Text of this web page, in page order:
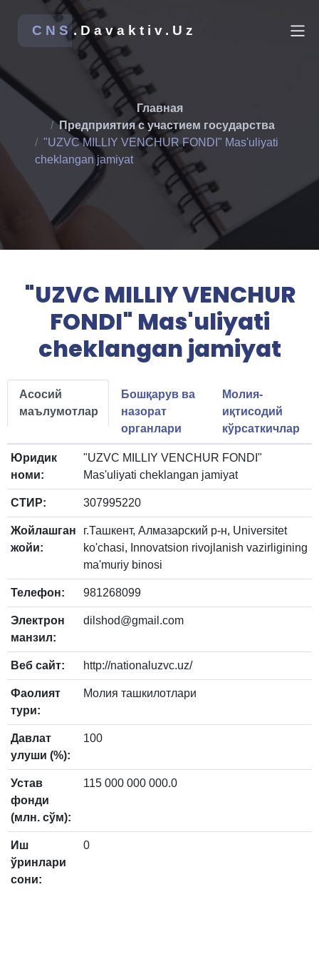
CNS.Davaktiv.Uz
Главная
Предприятия с участием государства
"UZVC MILLIY VENCHUR FONDI" Mas'uliyati
cheklangan jamiyat
"UZVC MILLIY VENCHUR
FONDI" Mas'uliyati
cheklangan jamiyat
Асосий
маълумотлар
Бошқарув ва
назорат
органлари
Молия-
иқтисодий
кўрсаткичлар
Юридик
номи:
"UZVC MILLIY VENCHUR FONDI"
Mas'uliyati cheklangan jamiyat
СТИР: 307995220
Жойлашган
жойи:
г.Ташкент, Алмазарский р-н, Universitet
ko'chasi, Innovatsion rivojlanish vazirligining
ma'muriy binosi
Телефон: 981268099
Электрон
манзил:
dilshod@gmail.com
Веб сайт: http://nationaluzvc.uz/
Фаолият
тури:
Молия ташкилотлари
Давлат
улуши (%):
100
Устав
фонди
(млн. сўм):
115 000 000 000.0
Иш
ўринлари
сони:
0